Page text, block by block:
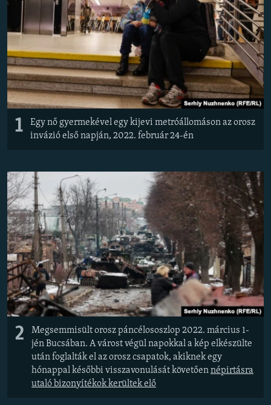
A MÚLT TANULSÁGAI
Valamennyi RFE/RL weboldal
1
Egy nő gyermekével egy kijevi metróállomáson az orosz
invázió első napján, 2022. február 24-én
2
Megsemmisült orosz páncélososzlop 2022. március 1-
jén Bucsában. A várost végül napokkal a kép elkészülte
után foglalták el az orosz csapatok, akiknek egy
hónappal későbbi visszavonulását követőennépirtásra
utaló bizonyítékok kerültek elő